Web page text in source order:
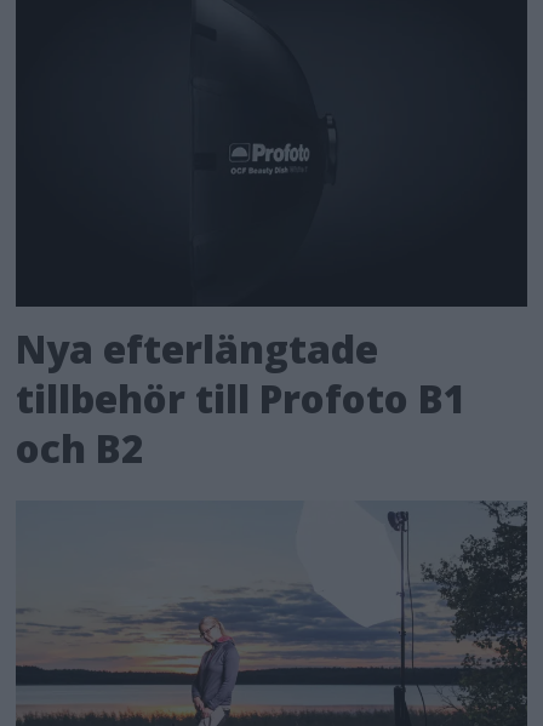
Nya efterlängtade
tillbehör till Profoto B1
och B2